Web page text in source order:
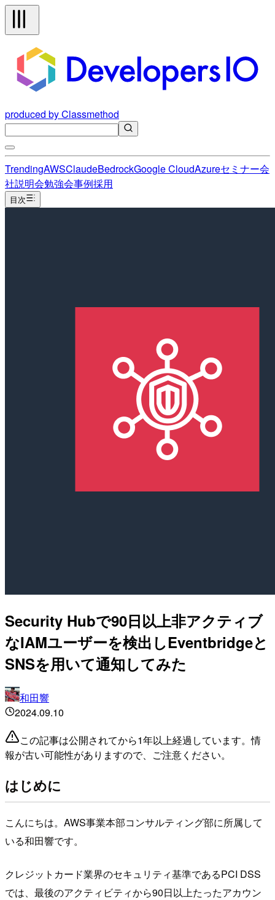
produced by Classmethod
TrendingAWSClaudeBedrockGoogle CloudAzureセミナー会
社説明会勉強会事例採用
目次
Security Hubで90日以上非アクティブ
なIAMユーザーを検出しEventbridgeと
SNSを用いて通知してみた
和田響
2024.09.10
この記事は公開されてから1年以上経過しています。情
報が古い可能性がありますので、ご注意ください。
はじめに
こんにちは。AWS事業本部コンサルティング部に所属して
いる和田響です。
クレジットカード業界のセキュリティ基準であるPCI DSS
では、最後のアクティビティから90日以上たったアカウン